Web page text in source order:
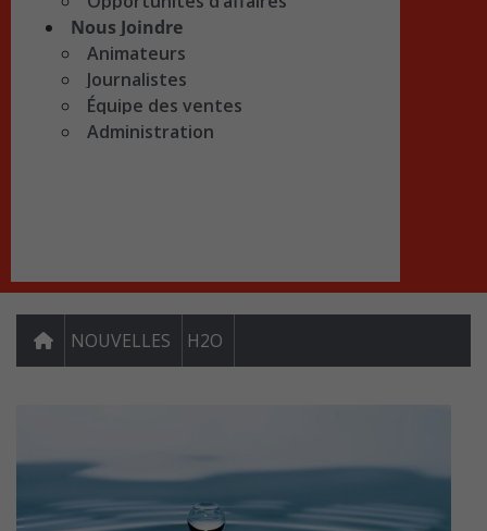
Nous Joindre
Animateurs
Journalistes
Équipe des ventes
Administration
NOUVELLES H2O